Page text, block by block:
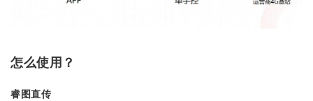
怎么使用？
睿图直传